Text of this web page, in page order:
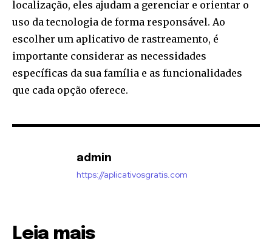
localização, eles ajudam a gerenciar e orientar o
uso da tecnologia de forma responsável. Ao
escolher um aplicativo de rastreamento, é
importante considerar as necessidades
específicas da sua família e as funcionalidades
que cada opção oferece.
admin
https://aplicativosgratis.com
Leia mais